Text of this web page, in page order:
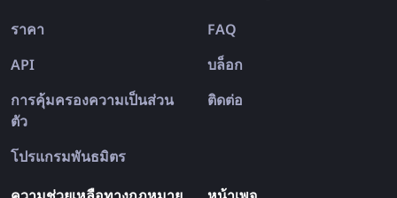
ราคา
API
การคุ้มครองความเป็นส่วน
ตัว
โปรแกรมพันธมิตร
FAQ
บล็อก
ติดต่อ